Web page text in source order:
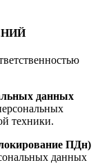
данных
техники.
ПДн)
данных